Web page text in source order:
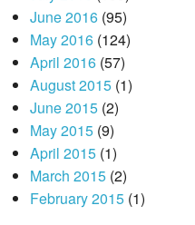
June 2016(95)
May 2016(124)
April 2016(57)
August 2015(1)
June 2015(2)
May 2015(9)
April 2015(1)
March 2015(2)
February 2015(1)